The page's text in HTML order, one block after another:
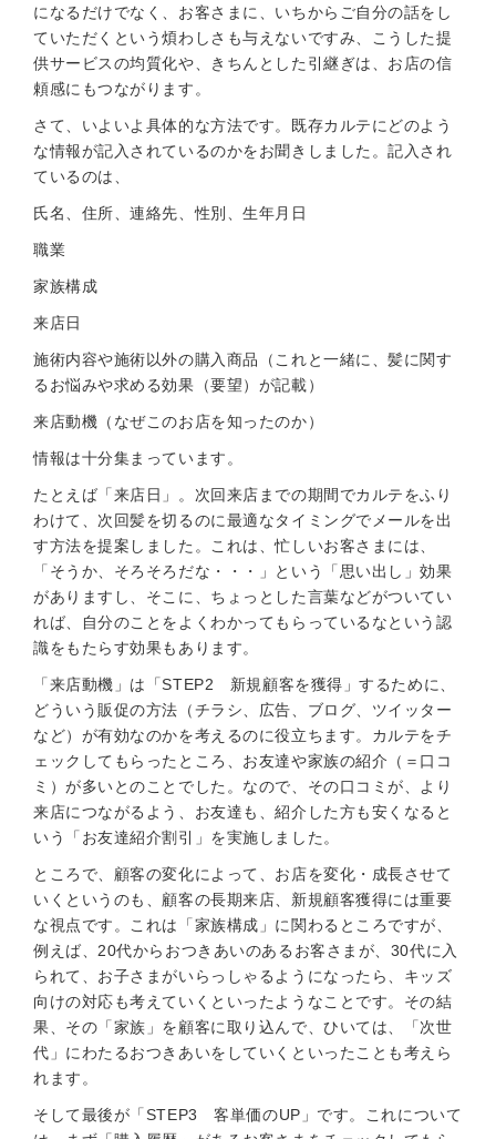
になるだけでなく、お客さまに、いちからご自分の話をし
ていただくという煩わしさも与えないですみ、こうした提
供サービスの均質化や、きちんとした引継ぎは、お店の信
頼感にもつながります。
さて、いよいよ具体的な方法です。既存カルテにどのよう
な情報が記入されているのかをお聞きしました。記入され
ているのは、
氏名、住所、連絡先、性別、生年月日
職業
家族構成
来店日
施術内容や施術以外の購入商品（これと一緒に、髪に関す
るお悩みや求める効果（要望）が記載）
来店動機（なぜこのお店を知ったのか）
情報は十分集まっています。
たとえば「来店日」。次回来店までの期間でカルテをふり
わけて、次回髪を切るのに最適なタイミングでメールを出
す方法を提案しました。これは、忙しいお客さまには、
「そうか、そろそろだな・・・」という「思い出し」効果
がありますし、そこに、ちょっとした言葉などがついてい
れば、自分のことをよくわかってもらっているなという認
識をもたらす効果もあります。
「来店動機」は「STEP2 新規顧客を獲得」するために、
どういう販促の方法（チラシ、広告、ブログ、ツイッター
など）が有効なのかを考えるのに役立ちます。カルテをチ
ェックしてもらったところ、お友達や家族の紹介（＝口コ
ミ）が多いとのことでした。なので、その口コミが、より
来店につながるよう、お友達も、紹介した方も安くなると
いう「お友達紹介割引」を実施しました。
ところで、顧客の変化によって、お店を変化・成長させて
いくというのも、顧客の長期来店、新規顧客獲得には重要
な視点です。これは「家族構成」に関わるところですが、
例えば、20代からおつきあいのあるお客さまが、30代に入
られて、お子さまがいらっしゃるようになったら、キッズ
向けの対応も考えていくといったようなことです。その結
果、その「家族」を顧客に取り込んで、ひいては、「次世
代」にわたるおつきあいをしていくといったことも考えら
れます。
そして最後が「STEP3 客単価のUP」です。これについて